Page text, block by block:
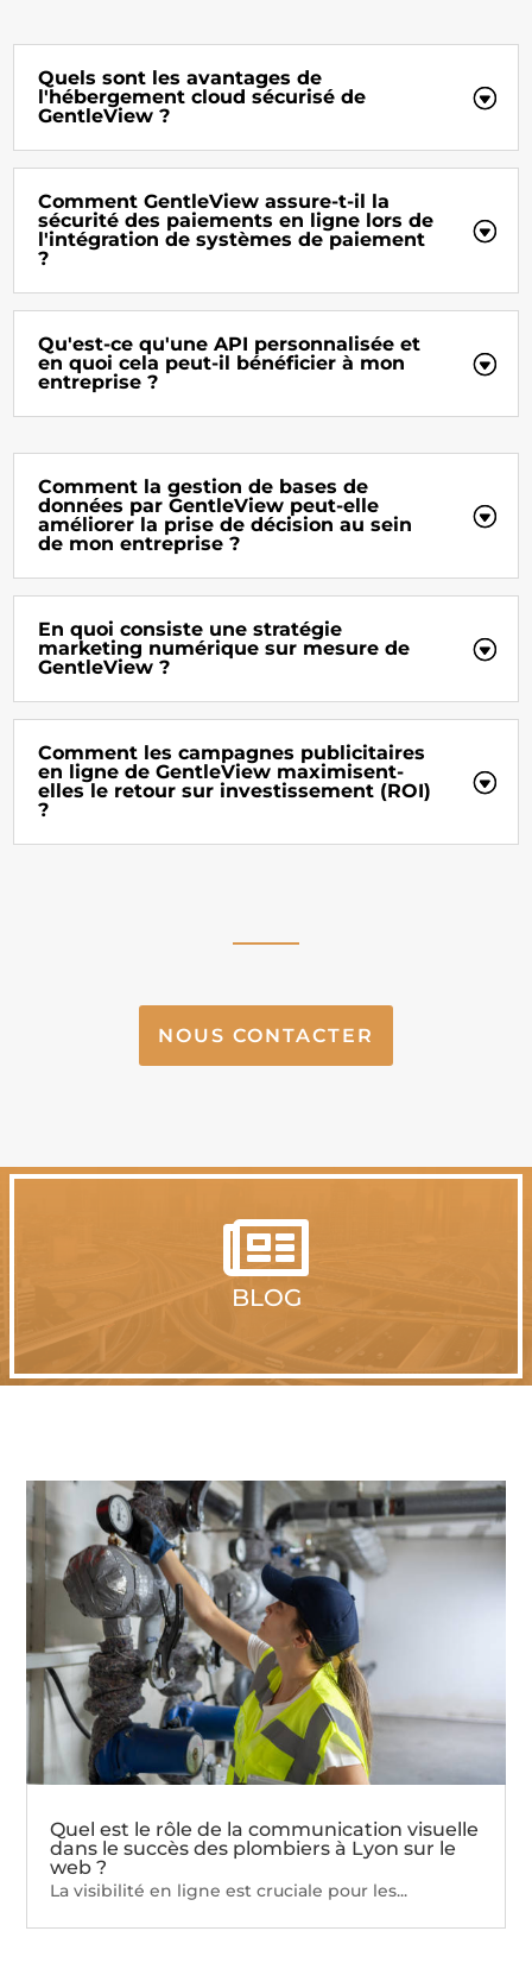
Quels sont les avantages de
l'hébergement cloud sécurisé de
GentleView ?
Comment GentleView assure-t-il la
sécurité des paiements en ligne lors de
l'intégration de systèmes de paiement
?
Qu'est-ce qu'une API personnalisée et
en quoi cela peut-il bénéficier à mon
entreprise ?
Comment la gestion de bases de
données par GentleView peut-elle
améliorer la prise de décision au sein
de mon entreprise ?
En quoi consiste une stratégie
marketing numérique sur mesure de
GentleView ?
Comment les campagnes publicitaires
en ligne de GentleView maximisent-
elles le retour sur investissement (ROI)
?
NOUS CONTACTER

BLOG
Quel est le rôle de la communication visuelle
dans le succès des plombiers à Lyon sur le
web ?
La visibilité en ligne est cruciale pour les...